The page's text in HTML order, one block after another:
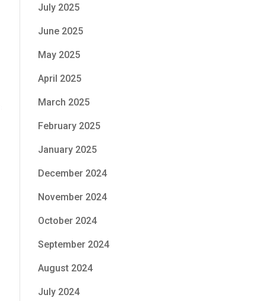
July 2025
June 2025
May 2025
April 2025
March 2025
February 2025
January 2025
December 2024
November 2024
October 2024
September 2024
August 2024
July 2024